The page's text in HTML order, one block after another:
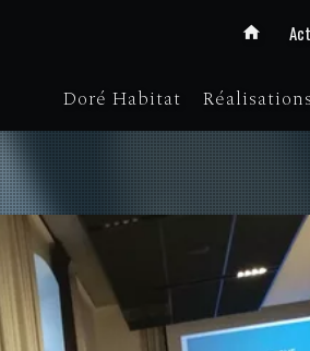
Doré Habitat Réalisations